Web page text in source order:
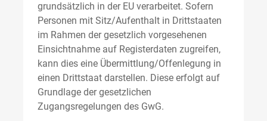
grundsätzlich in der EU verarbeitet. Sofern
Personen mit Sitz/Aufenthalt in Drittstaaten
im Rahmen der gesetzlich vorgesehenen
Einsichtnahme auf Registerdaten zugreifen,
kann dies eine Übermittlung/Offenlegung in
einen Drittstaat darstellen. Diese erfolgt auf
Grundlage der gesetzlichen
Zugangsregelungen des GwG.